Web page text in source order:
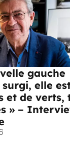
gauche
surgi, elle
et de verts,
» –